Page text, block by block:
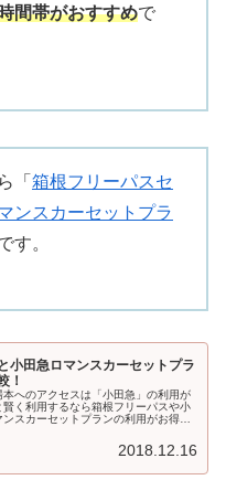
間帯がおすすめで
「 箱根フリーパスセ
ンスカーセットプラ
す。
小田急ロマンスカーセットプラ
！
へのアクセスは「小田急」の利用が
く利用するなら箱根フリーパスや小
スカーセットプランの利用がお得な
2018.12.16